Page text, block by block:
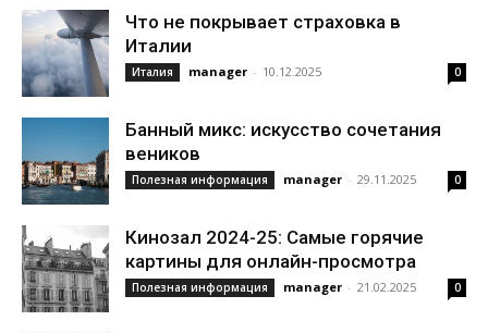
Что не покрывает страховка в
Италии
Италия manager - 10.12.2025 0
Банный микс: искусство сочетания
веников
Полезная информация manager - 29.11.2025 0
Кинозал 2024-25: Самые горячие
картины для онлайн-просмотра
Полезная информация manager - 21.02.2025 0